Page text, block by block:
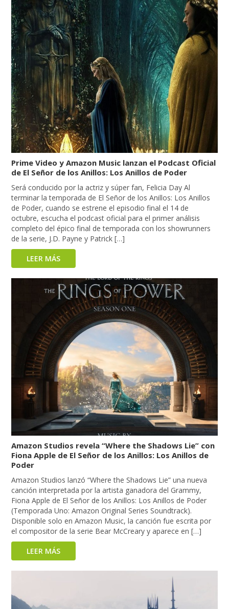
Prime Video y Amazon Music lanzan el Podcast Oficial
de El Señor de los Anillos: Los Anillos de Poder
Será conducido por la actriz y súper fan, Felicia Day Al
terminar la temporada de El Señor de los Anillos: Los Anillos
de Poder, cuando se estrene el episodio final el 14 de
octubre, escucha el podcast oficial para el primer análisis
completo del épico final de temporada con los showrunners
de la serie, J.D. Payne y Patrick […]
LEER MÁS
Amazon Studios revela “Where the Shadows Lie” con
Fiona Apple de El Señor de los Anillos: Los Anillos de
Poder
Amazon Studios lanzó “Where the Shadows Lie” una nueva
canción interpretada por la artista ganadora del Grammy,
Fiona Apple de El Señor de los Anillos: Los Anillos de Poder
(Temporada Uno: Amazon Original Series Soundtrack).
Disponible solo en Amazon Music, la canción fue escrita por
el compositor de la serie Bear McCreary y aparece en […]
LEER MÁS